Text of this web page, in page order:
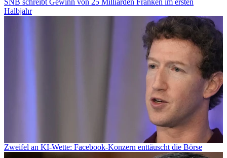
Halbjahr
Zweifel an KI-Wette: Facebook-Konzern enttäuscht die Börse